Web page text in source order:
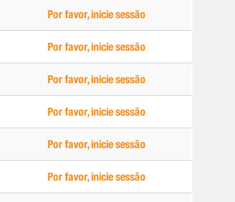
Por favor, inicie sessão
Por favor, inicie sessão
Por favor, inicie sessão
Por favor, inicie sessão
Por favor, inicie sessão
Por favor, inicie sessão